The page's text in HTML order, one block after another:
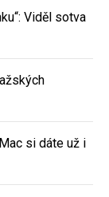
Viděl sotva
si dáte už i